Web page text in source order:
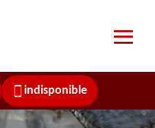
indisponible